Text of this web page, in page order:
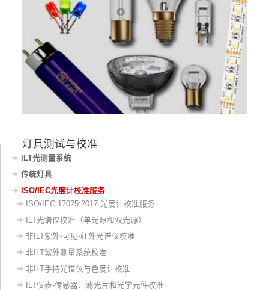
灯具测试与校准
ILT光测量系统
传统灯具
ISO/IEC光度计校准服务
ISO/IEC 17025:2017 光度计校准服务
ILT光谱仪校准（单光源和双光源）
非ILT紫外-可见-红外光谱仪校准
非ILT紫外测量系统校准
非ILT手持光谱仪与色度计校准
ILT仪表-传感器、滤光片和光学元件校准